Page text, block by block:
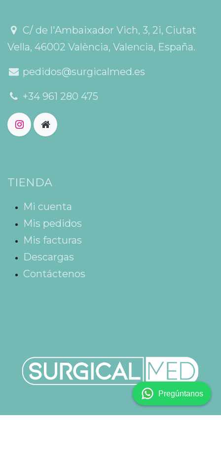
C/ de l'Ambaixador Vich, 3, 2i, Ciutat
Vella, 46002 València, Valencia, España.
pedidos@surgicalmed.es
+34 961 280 475
TIENDA
Mi cuenta
Mis pedidos
Mis facturas
Descargas
Contáctenos
Pregúntanos